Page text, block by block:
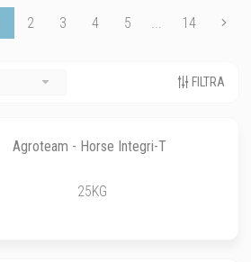
2 3 4 5 14
FILTRA
Agroteam - Horse Integri-T
25KG